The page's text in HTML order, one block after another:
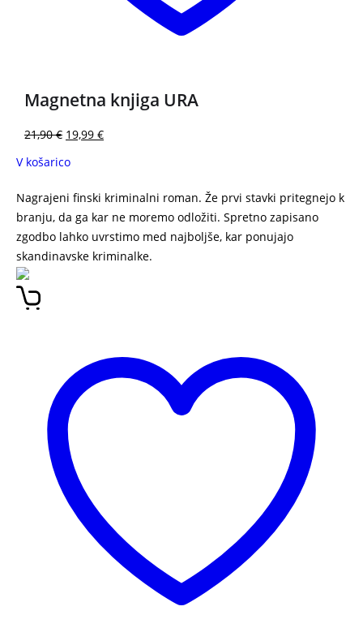
Magnetna knjiga URA
21,90€ 19,99 €
V košarico
Nagrajeni finski kriminalni roman. Že prvi stavki pritegnejo k
branju, da ga kar ne moremo odložiti. Spretno zapisano
zgodbo lahko uvrstimo med najboljše, kar ponujajo
skandinavske kriminalke.